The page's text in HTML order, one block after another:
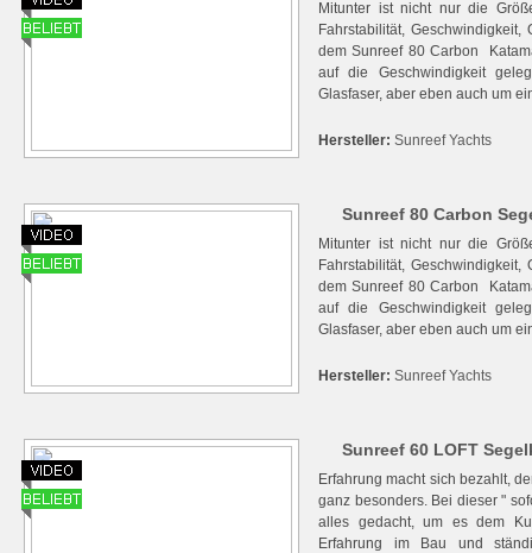
Mitunter ist nicht nur die
Fahrstabilität,
dem Sunreef 80 Carbon
auf die Geschwindigkeit
Glasfaser, aber eben auch um
Hersteller: Sunreef Yachts
Sunreef 80 Carbon
Mitunter ist nicht nur die
Fahrstabilität,
dem Sunreef 80 Carbon
auf die Geschwindigkeit
Glasfaser, aber eben auch um
Hersteller: Sunreef Yachts
Sunreef 60 LOFT
Erfahrung macht sich bezahlt,
ganz besonders. Bei dieser "
alles gedacht, um es dem
Erfahrung im Bau und